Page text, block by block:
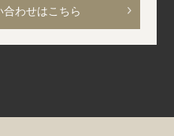
わせはこちら